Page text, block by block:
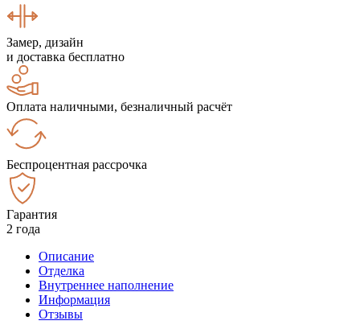
Замер, дизайн
и доставка бесплатно
Оплата наличными, безналичный расчёт
Беспроцентная рассрочка
Гарантия
2 года
Описание
Отделка
Внутреннее наполнение
Информация
Отзывы